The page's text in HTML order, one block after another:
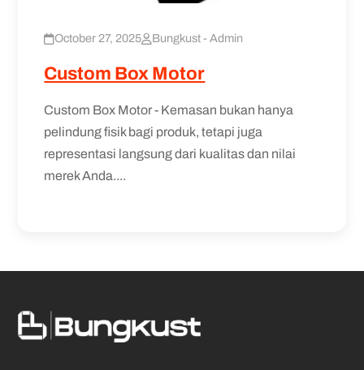
October 27, 2025 Bungkust - Admin
Custom Box Motor
Custom Box Motor - Kemasan bukan hanya
pelindung fisik bagi produk, tetapi juga
representasi langsung dari kualitas dan nilai
merek Anda....